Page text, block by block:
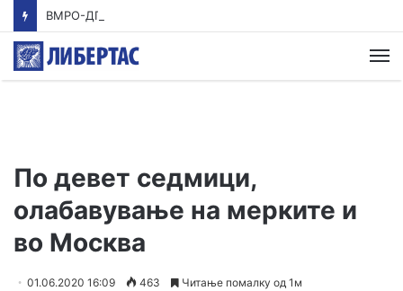
По девет седмици,
олабавување на мерките и
во Москва
01.06.2020 16:09 463 Читање помалку од 1м